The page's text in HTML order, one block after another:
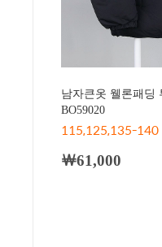
남자큰옷 웰론패딩
BO59020
115,125,135-140
￦61,000